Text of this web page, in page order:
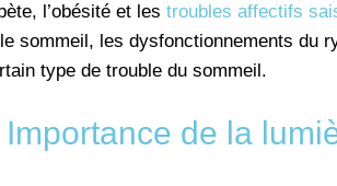
l’obésité et les troubles affectifs
sommeil, les dysfonctionnements du
type de trouble du sommeil.
Importance de la